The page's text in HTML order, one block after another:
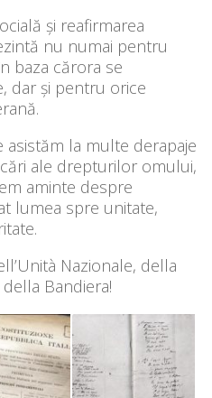
și reafirmarea
nu numai pentru
baza cărora se
dar și pentru orice
la multe derapaje
ale drepturilor omului,
aminte despre
lumea spre unitate,
Nazionale, della
Bandiera!